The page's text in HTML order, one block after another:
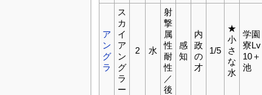
ア
ン
グ
ラ
ス
カ
イ
ア
ン
グ
ラ
ー
2 水
射
撃
属
性
耐
性
／
後
感
知
内
政
の
才
1/5
★
小
さ
な
水
学園
寮Lv
10＋
池